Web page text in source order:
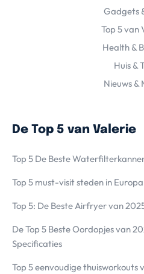
Gadgets
Top 5 van
Health &
Huis &
Nieuws &
De Top 5 van Valerie
Top 5 De Beste
Top 5 must-visit steden in
Top 5: De Beste Airfryer van
De Top 5 Beste Oordopjes van
Specificaties
Top 5 eenvoudige thuisworkouts